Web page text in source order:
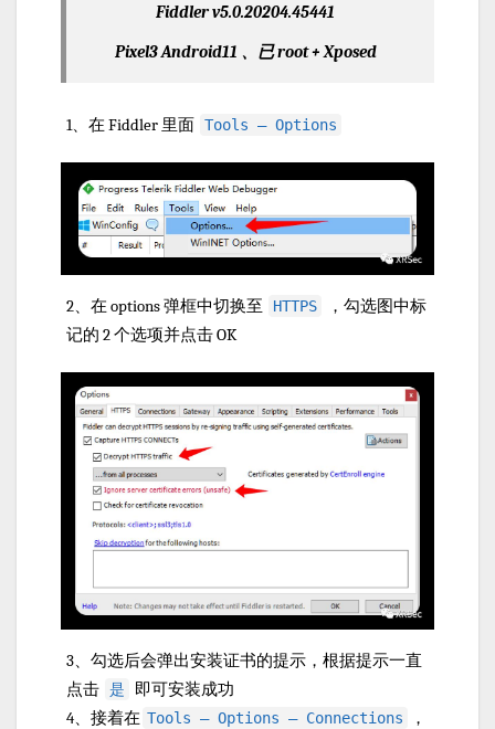
Fiddler v5.0.20204.45441
Pixel3 Android11 、已 root + Xposed
1、在 Fiddler 里面 Tools — Options
2、在 options 弹框中切换至 HTTPS
，勾选图中标
记的 2 个选项并点击 OK
3、勾选后会弹出安装证书的提示，根据提示一直
点击 是
即可安装成功
4、接着在 Tools — Options — Connections
，